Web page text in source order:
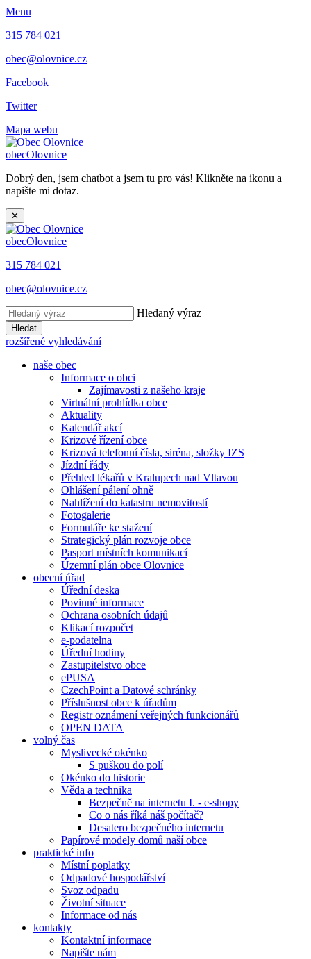
Menu
315 784 021
obec@olovnice.cz
Facebook
Twitter
Mapa webu
obecOlovnice
Dobrý den, jsem chatbot a jsem tu pro vás! Klikněte na ikonu a
napište mi dotaz.
✕
obecOlovnice
315 784 021
obec@olovnice.cz
Hledaný výraz
Hledat
rozšířené vyhledávání
naše obec
Informace o obci
Zajímavosti z našeho kraje
Virtuální prohlídka obce
Aktuality
Kalendář akcí
Krizové řízení obce
Krizová telefonní čísla, siréna, složky IZS
Jízdní řády
Přehled lékařů v Kralupech nad Vltavou
Ohlášení pálení ohně
Nahlížení do katastru nemovitostí
Fotogalerie
Formuláře ke stažení
Strategický plán rozvoje obce
Pasport místních komunikací
Územní plán obce Olovnice
obecní úřad
Úřední deska
Povinné informace
Ochrana osobních údajů
Klikací rozpočet
e-podatelna
Úřední hodiny
Zastupitelstvo obce
ePUSA
CzechPoint a Datové schránky
Příslušnost obce k úřadům
Registr oznámení veřejných funkcionářů
OPEN DATA
volný čas
Myslivecké okénko
S puškou do polí
Okénko do historie
Věda a technika
Bezpečně na internetu I. - e-shopy
Co o nás říká náš počítač?
Desatero bezpečného internetu
Papírové modely domů naší obce
praktické info
Místní poplatky
Odpadové hospodářství
Svoz odpadu
Životní situace
Informace od nás
kontakty
Kontaktní informace
Napište nám